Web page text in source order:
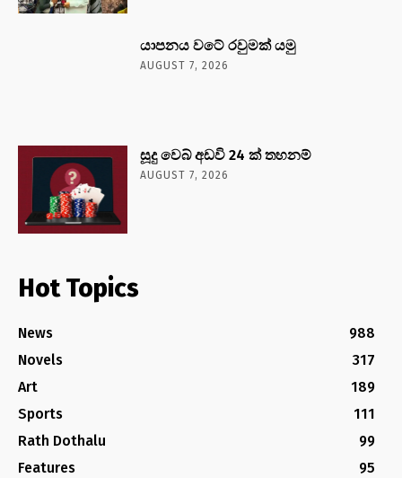
යාපනය වටේ රවුමක් යමු
AUGUST 7, 2026
සූදු වෙබ් අඩවි 24 ක් තහනම්
AUGUST 7, 2026
Hot Topics
News
988
Novels
317
Art
189
Sports
111
Rath Dothalu
99
Features
95